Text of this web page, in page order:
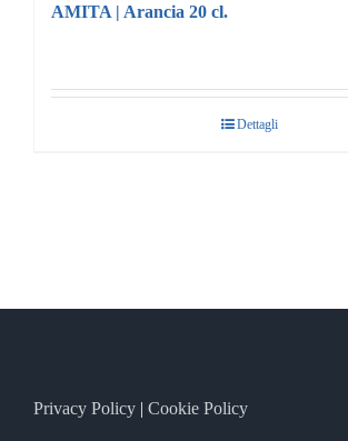
AMITA | Arancia 20 cl.
Dettagli
Privacy Policy | Cookie Policy